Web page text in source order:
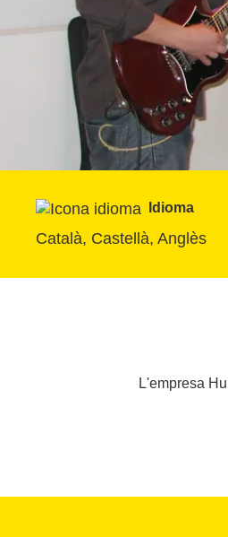
Idioma
Català, Castellà, Anglès
L'empresa